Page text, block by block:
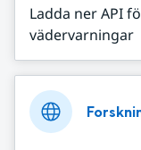
Ladda ner API
vädervarningar